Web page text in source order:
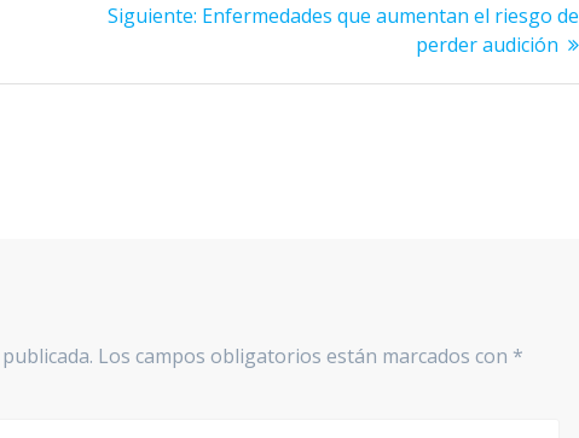
Siguiente: Siguiente
Enfermedades que aumentan el riesgo de
perder audición
Los campos obligatorios están marcados con *